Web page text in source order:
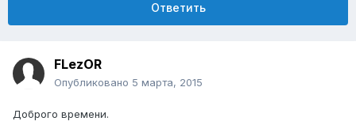
Ответить
FLezOR
Опубликовано 5 марта, 2015
Доброго времени.